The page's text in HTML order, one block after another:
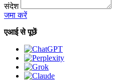
संदेश
जमा करें
एआई से पूछें